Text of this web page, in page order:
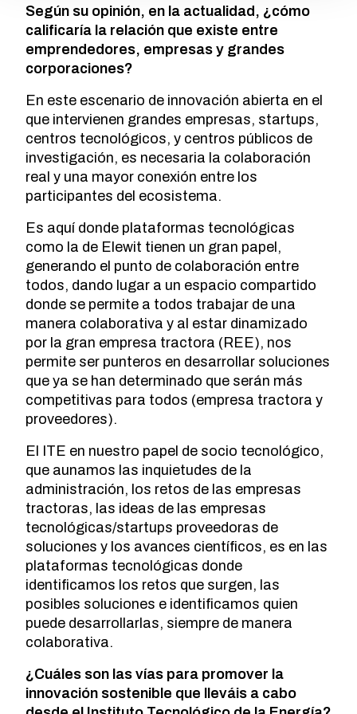
Según su opinión, en la actualidad, ¿cómo
calificaría la relación que existe entre
emprendedores, empresas y grandes
corporaciones?
En este escenario de innovación abierta en el
que intervienen grandes empresas, startups,
centros tecnológicos, y centros públicos de
investigación, es necesaria la colaboración
real y una mayor conexión entre los
participantes del ecosistema.
Es aquí donde plataformas tecnológicas
como la de Elewit tienen un gran papel,
generando el punto de colaboración entre
todos, dando lugar a un espacio compartido
donde se permite a todos trabajar de una
manera colaborativa y al estar dinamizado
por la gran empresa tractora (REE), nos
permite ser punteros en desarrollar soluciones
que ya se han determinado que serán más
competitivas para todos (empresa tractora y
proveedores).
El ITE en nuestro papel de socio tecnológico,
que aunamos las inquietudes de la
administración, los retos de las empresas
tractoras, las ideas de las empresas
tecnológicas/startups proveedoras de
soluciones y los avances científicos, es en las
plataformas tecnológicas donde
identificamos los retos que surgen, las
posibles soluciones e identificamos quien
puede desarrollarlas, siempre de manera
colaborativa.
¿Cuáles son las vías para promover la
innovación sostenible que lleváis a cabo